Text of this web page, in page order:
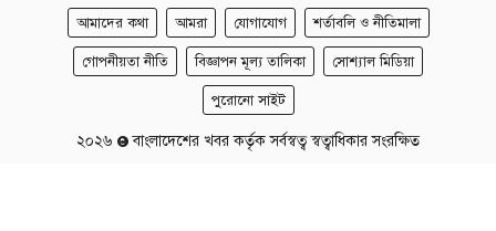
আমাদের কথা আমরা যোগাযোগ শর্তাবলি ও নীতিমালা
গোপনীয়তা নীতি বিজ্ঞাপন মূল্য তালিকা সোশ্যাল মিডিয়া
পুরোনো সাইট
২০২৬ বাংলাদেশের খবর কর্তৃক সর্বস্বত্ব স্বত্বাধিকার সংরক্ষিত